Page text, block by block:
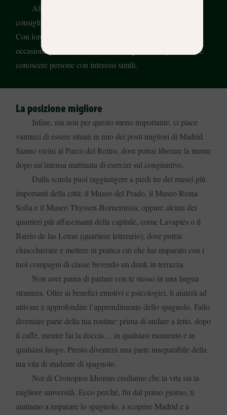
Allo stesso modo, per trarre il massimo dai corsi, ti
consigliamo di partecipare alle attività culturali settimanali.
Con loro non solo ti divertirai: sono anche un’ottima
occasione per allenare l’orecchio, migliorare la pronuncia e
conoscere persone con interessi simili.
La posizione migliore
Infine, ma non per questo meno importante, ci piace
vantarci di essere situati in uno dei posti migliori di Madrid.
Siamo vicini al Parco del Retiro, dove potrai liberare la mente
dopo un’intensa mattinata di esercizi sul congiuntivo.
Dalla scuola puoi raggiungere a piedi tre dei musei più
importanti della città: il Museo del Prado, il Museo Reina
Sofía e il Museo Thyssen-Bornemisza; oppure alcuni dei
quartieri più affascinanti della capitale, come Lavapiés o il
Barrio de las Letras (quartiere letterario), dove potrai
chiacchierare e mettere in pratica ciò che hai imparato con i
tuoi compagni di classe bevendo un drink in terrazza.
Non aver paura di parlare con te stesso in una lingua
straniera. Oltre ai benefici emotivi e psicologici, ti aiuterà ad
attivare e approfondire l’apprendimento dello spagnolo. Fallo
diventare parte della tua routine: prima di andare a letto, dopo
il caffè, mentre fai la doccia… in qualsiasi momento e in
qualsiasi luogo. Presto diventerà una parte inseparabile della
tua vita di studente di spagnolo.
Noi di Cronopios Idiomas crediamo che la vita sia la
migliore università. Ecco perché, fin dal primo giorno, ti
aiutiamo a imparare lo spagnolo, a scoprire Madrid e a